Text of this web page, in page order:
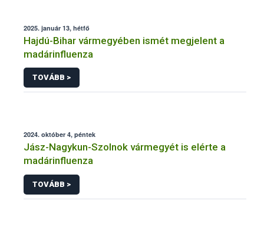
2025. január 13, hétfő
Hajdú-Bihar vármegyében ismét megjelent a
madárinfluenza
TOVÁBB >
2024. október 4, péntek
Jász-Nagykun-Szolnok vármegyét is elérte a
madárinfluenza
TOVÁBB >